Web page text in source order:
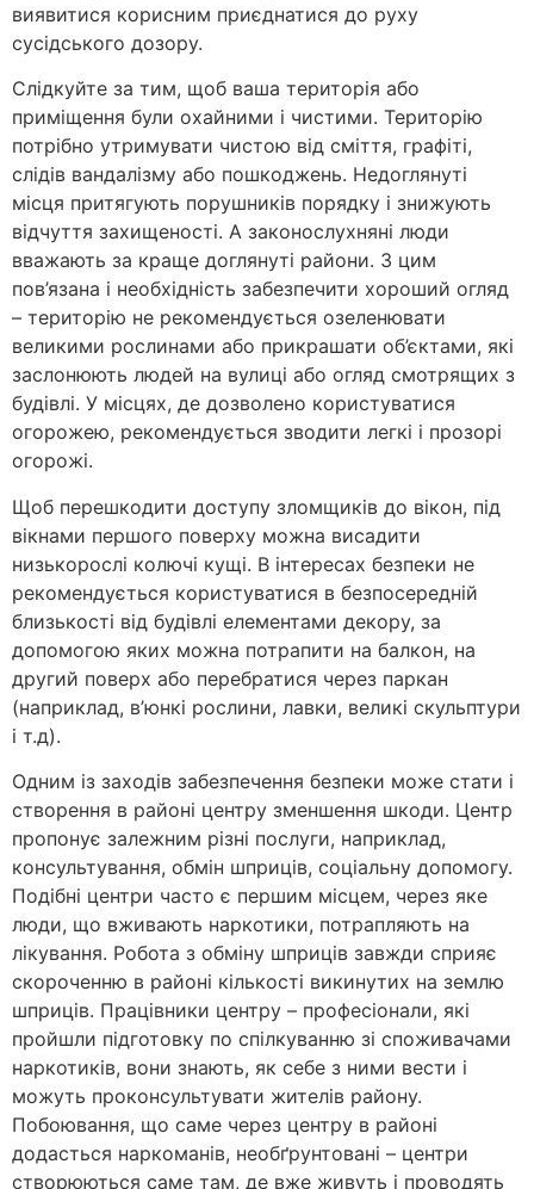
виявитися корисним приєднатися до руху
сусідського дозору.
Слідкуйте за тим, щоб ваша територія або
приміщення були охайними і чистими. Територію
потрібно утримувати чистою від сміття, графіті,
слідів вандалізму або пошкоджень. Недоглянуті
місця притягують порушників порядку і знижують
відчуття захищеності. А законослухняні люди
вважають за краще доглянуті райони. З цим
пов’язана і необхідність забезпечити хороший огляд
– територію не рекомендується озеленювати
великими рослинами або прикрашати об’єктами, які
заслонюють людей на вулиці або огляд смотрящих з
будівлі. У місцях, де дозволено користуватися
огорожею, рекомендується зводити легкі і прозорі
огорожі.
Щоб перешкодити доступу зломщиків до вікон, під
вікнами першого поверху можна висадити
низькорослі колючі кущі. В інтересах безпеки не
рекомендується користуватися в безпосередній
близькості від будівлі елементами декору, за
допомогою яких можна потрапити на балкон, на
другий поверх або перебратися через паркан
(наприклад, в’юнкі рослини, лавки, великі скульптури
і т.д).
Одним із заходів забезпечення безпеки може стати і
створення в районі центру зменшення шкоди. Центр
пропонує залежним різні послуги, наприклад,
консультування, обмін шприців, соціальну допомогу.
Подібні центри часто є першим місцем, через яке
люди, що вживають наркотики, потрапляють на
лікування. Робота з обміну шприців завжди сприяє
скороченню в районі кількості викинутих на землю
шприців. Працівники центру – професіонали, які
пройшли підготовку по спілкуванню зі споживачами
наркотиків, вони знають, як себе з ними вести і
можуть проконсультувати жителів району.
Побоювання, що саме через центру в районі
додасться наркоманів, необґрунтовані – центри
створюються саме там, де вже живуть і проводять